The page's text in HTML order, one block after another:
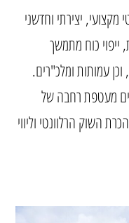
מקצועי, יצירתי וחדשני
ייפוי כוח מתמשך
וכן עמותות ומלכ"רים.
מעטפת רחבה של
השוק הרלוונטי וליווי